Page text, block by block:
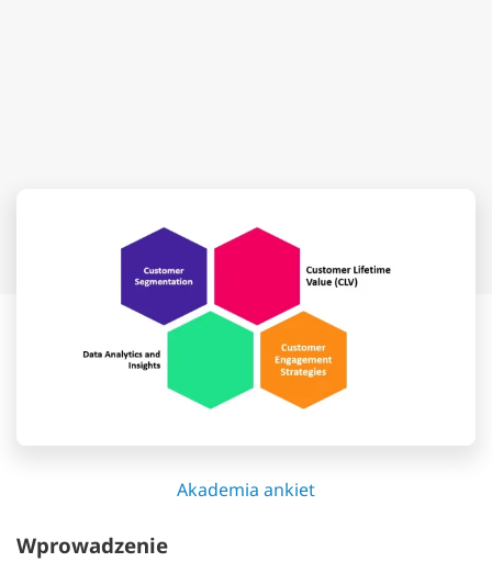
Akademia ankiet
Wprowadzenie